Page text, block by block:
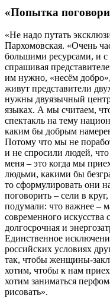
«Попытка
«Не надо путать
Пархомовская. «Очень
большими ресурсами, и
спрашивая
им нужно, «несём
живут представители
нужны двуязычный
языках. А мы считаем,
спектакль на тему
каким бы добрым
Потому что мы не
и не спросили людей,
меня – это когда мы
людьми, какими бы
то сформулировать они
поговорить – сели в
подумали: что важнее –
современного искусства
долгосрочная и
Единственное
российских условиях
так, чтобы женщины-
хотим, чтобы к нам
хотим заниматься
рисовать».